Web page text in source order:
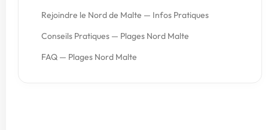
Rejoindre le Nord de Malte — Infos Pratiques
Conseils Pratiques — Plages Nord Malte
FAQ — Plages Nord Malte